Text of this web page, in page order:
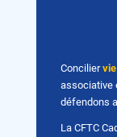
Concilier
associative
défendons
La CFTC